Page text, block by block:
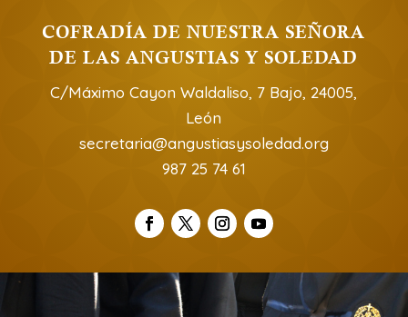
COFRADÍA DE NUESTRA SEÑORA
DE LAS ANGUSTIAS Y SOLEDAD
C/Máximo Cayon Waldaliso, 7 Bajo, 24005,
León
secretaria@angustiasysoledad.org
987 25 74 61